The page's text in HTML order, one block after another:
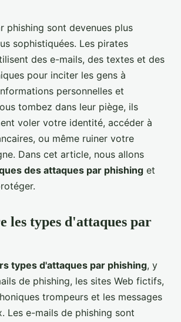
des attaques par
comment s'en
2023•3 min de lecture
phishing sont devenues plus
sophistiquées. Les pirates
des e-mails, des textes et des
pour inciter les gens à
personnelles et
tombez dans leur piège, ils
voler votre identité, accéder à
ou même ruiner votre
Dans cet article, nous allons
des attaques par phishing et
les types d'attaques par
types d'attaques par phishing, y
de phishing, les sites Web fictifs,
trompeurs et les messages
Les e-mails de phishing sont